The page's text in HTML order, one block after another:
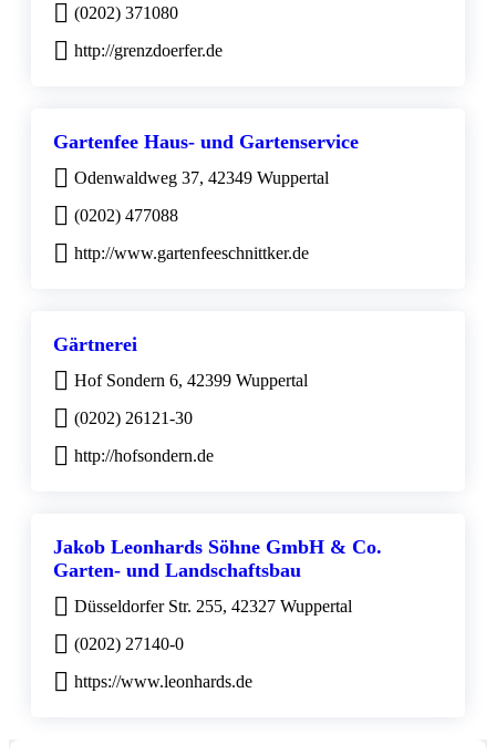
(0202) 371080
http://grenzdoerfer.de
Gartenfee Haus- und Gartenservice
Odenwaldweg 37, 42349 Wuppertal
(0202) 477088
http://www.gartenfeeschnittker.de
Gärtnerei
Hof Sondern 6, 42399 Wuppertal
(0202) 26121-30
http://hofsondern.de
Jakob Leonhards Söhne GmbH & Co.
Garten- und Landschaftsbau
Düsseldorfer Str. 255, 42327 Wuppertal
(0202) 27140-0
https://www.leonhards.de